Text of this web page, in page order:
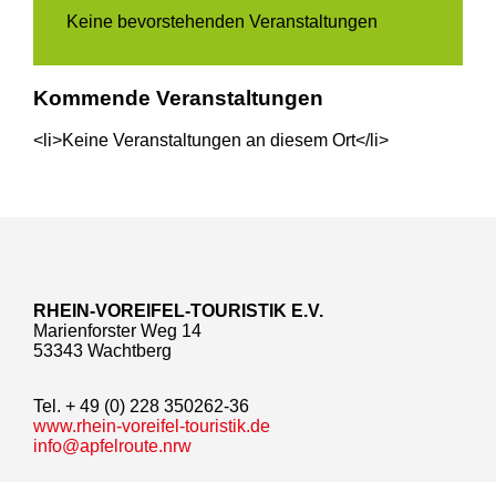
Keine bevorstehenden Veranstaltungen
Kommende Veranstaltungen
<li>Keine Veranstaltungen an diesem Ort</li>
RHEIN-VOREIFEL-TOURISTIK E.V.
Marienforster Weg 14
53343 Wachtberg
Tel. + 49 (0) 228 350262-36
www.rhein-voreifel-touristik.de
info@apfelroute.nrw